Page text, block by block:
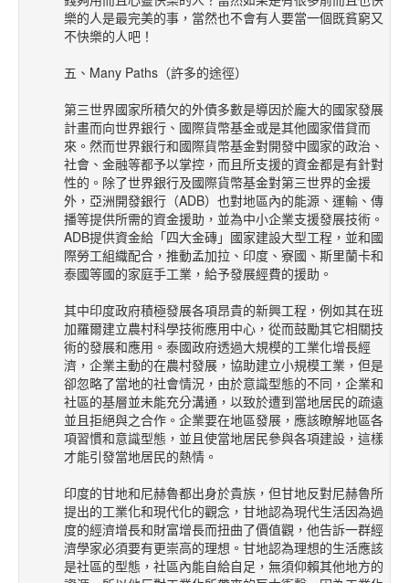
樂的人是最完美的事，當然也不會有人要當一個既貧窮又
不快樂的人吧！
五、Many Paths（許多的途徑）
第三世界國家所積欠的外債多數是導因於龐大的國家發展
計畫而向世界銀行、國際貨幣基金或是其他國家借貸而
來。然而世界銀行和國際貨幣基金對開發中國家的政治、
社會、金融等都予以掌控，而且所支援的資金都是有針對
性的。除了世界銀行及國際貨幣基金對第三世界的金援
外，亞洲開發銀行（ADB）也對地區內的能源、運輸、傳
播等提供所需的資金援助，並為中小企業支援發展技術。
ADB提供資金給「四大金磚」國家建設大型工程，並和國
際勞工組織配合，推動孟加拉、印度、寮國、斯里蘭卡和
泰國等國的家庭手工業，給予發展經費的援助。
其中印度政府積極發展各項昂貴的新興工程，例如其在班
加羅爾建立農村科學技術應用中心，從而鼓勵其它相關技
術的發展和應用。泰國政府透過大規模的工業化增長經
濟，企業主動的在農村發展，協助建立小規模工業，但是
卻忽略了當地的社會情況，由於意識型態的不同，企業和
社區的基層並未能充分溝通，以致於遭到當地居民的疏遠
並且拒絕與之合作。企業要在地區發展，應該瞭解地區各
項習慣和意識型態，並且使當地居民參與各項建設，這樣
才能引發當地居民的熱情。
印度的甘地和尼赫魯都出身於貴族，但甘地反對尼赫魯所
提出的工業化和現代化的觀念，甘地認為現代生活因為過
度的經濟增長和財富增長而扭曲了價值觀，他告訴一群經
濟學家必須要有更崇高的理想。甘地認為理想的生活應該
是社區的型態，社區內能自給自足，無須仰賴其他地方的